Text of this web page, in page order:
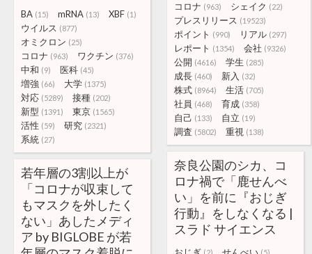
コロナ (963) シェイク (22)
プレスリリース (19523)
ポイント (990) リアル (297)
レポート (1354) 会社 (9326)
公開 (4616) 学生 (285)
成長 (460) 新入 (32)
株式 (8964) 生活 (705)
社員 (468) 育成 (358)
自己 (133) 自立 (19)
調査 (5802) 重視 (138)
BA (15) mRNA (13) XBF (1)
ウイルス (877)
オミクロン (25)
コロナ (963) ワクチン (376)
中和 (9) 医科 (45)
増強 (66) 大学 (1375)
対応 (5289) 接種 (202)
新型 (1391) 東京 (1565)
活性 (59) 研究 (2321)
系統 (27)
奈良公園のシカ、コ
ロナ禍で「鹿せんべ
い」を前に『おじぎ
行動』をしなくなる |
スラド サイエンス
若年層の3割以上が
「コロナが収束して
もマスクを外したく
ない」あしたメディ
ア by BIGLOBE が若